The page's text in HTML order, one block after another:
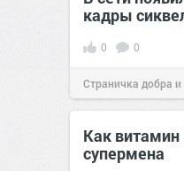
кадры
0 0
Страничка добра
позитива! 17:27 18
Как витамин
супермена